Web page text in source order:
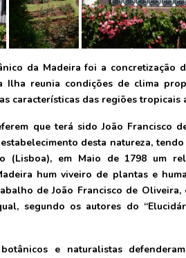
da Madeira foi a concretização
Ilha reunia condições de clima
características das regiões tropicais
que terá sido João Francisco
desta natureza,
(Lisboa), em Maio de 1798 um
hum viveiro de plantas e
de João Francisco de
segundo os autores do
e naturalistas